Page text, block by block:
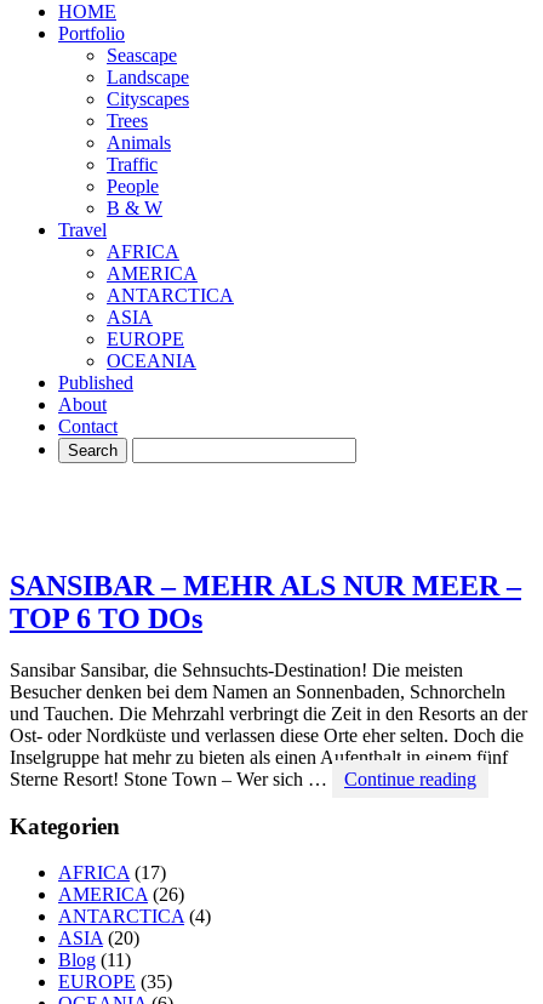
HOME
Portfolio
Seascape
Landscape
Cityscapes
Trees
Animals
Traffic
People
B & W
Travel
AFRICA
AMERICA
ANTARCTICA
ASIA
EUROPE
OCEANIA
Published
About
Contact
SANSIBAR – MEHR ALS NUR MEER –
TOP 6 TO DOs
Sansibar Sansibar, die Sehnsuchts-Destination! Die meisten
Besucher denken bei dem Namen an Sonnenbaden, Schnorcheln
und Tauchen. Die Mehrzahl verbringt die Zeit in den Resorts an der
Ost- oder Nordküste und verlassen diese Orte eher selten. Doch die
Inselgruppe hat mehr zu bieten als einen Aufenthalt in einem fünf
Sterne Resort! Stone Town – Wer sich …
Continue reading
Kategorien
AFRICA (17)
AMERICA (26)
ANTARCTICA (4)
ASIA (20)
Blog (11)
EUROPE (35)